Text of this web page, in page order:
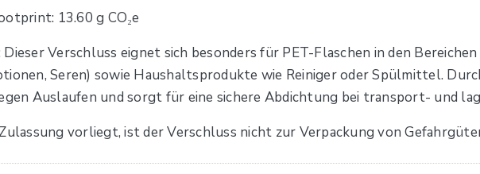
13.60 g CO₂e
Verschluss eignet sich besonders für PET-Flaschen in den
Seren) sowie Haushaltsprodukte wie Reiniger oder Spülmittel.
Auslaufen und sorgt für eine sichere Abdichtung bei transport- und
vorliegt, ist der Verschluss nicht zur Verpackung von